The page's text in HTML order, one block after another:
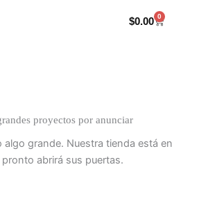
$0.00 0
Carrito
proyectos por anunciar
algo grande. Nuestra tienda está en
abrirá sus puertas.